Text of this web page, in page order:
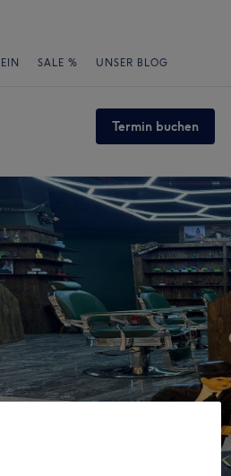
SALE % UNSER BLOG
Termin buchen